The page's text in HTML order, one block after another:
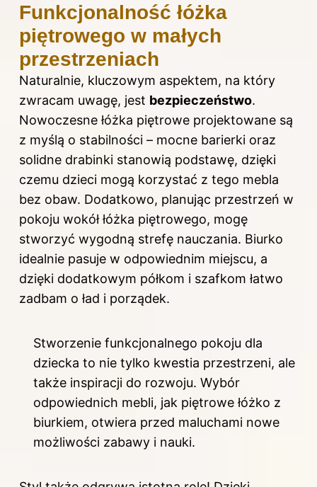
Funkcjonalność łóżka
piętrowego w małych
przestrzeniach
Naturalnie, kluczowym aspektem, na który
zwracam uwagę, jest bezpieczeństwo.
Nowoczesne łóżka piętrowe projektowane są
z myślą o stabilności – mocne barierki oraz
solidne drabinki stanowią podstawę, dzięki
czemu dzieci mogą korzystać z tego mebla
bez obaw. Dodatkowo, planując przestrzeń w
pokoju wokół łóżka piętrowego, mogę
stworzyć wygodną strefę nauczania. Biurko
idealnie pasuje w odpowiednim miejscu, a
dzięki dodatkowym półkom i szafkom łatwo
zadbam o ład i porządek.
Stworzenie funkcjonalnego pokoju dla
dziecka to nie tylko kwestia przestrzeni, ale
także inspiracji do rozwoju. Wybór
odpowiednich mebli, jak piętrowe łóżko z
biurkiem, otwiera przed maluchami nowe
możliwości zabawy i nauki.